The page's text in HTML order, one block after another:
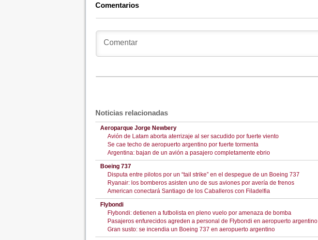
Comentarios
Noticias relacionadas
Aeroparque Jorge Newbery
Avión de Latam aborta aterrizaje al ser sacudido por fuerte viento
Se cae techo de aeropuerto argentino por fuerte tormenta
Argentina: bajan de un avión a pasajero completamente ebrio
Boeing 737
Disputa entre pilotos por un “tail strike” en el despegue de un Boeing 737
Ryanair: los bomberos asisten uno de sus aviones por avería de frenos
American conectará Santiago de los Caballeros con Filadelfia
Flybondi
Flybondi: detienen a futbolista en pleno vuelo por amenaza de bomba
Pasajeros enfurecidos agreden a personal de Flybondi en aeropuerto argentino
Gran susto: se incendia un Boeing 737 en aeropuerto argentino